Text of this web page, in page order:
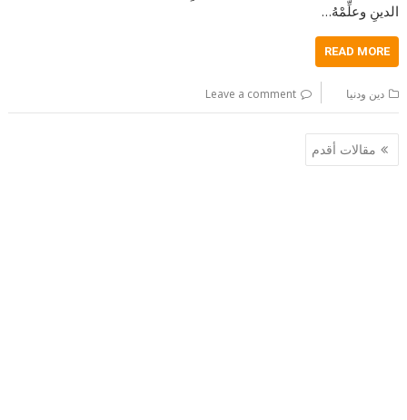
الدينِ وعلِّمْهُ…
READ MORE
دين ودنيا Leave a comment
تصفّح
المقالات
مقالات أقدم